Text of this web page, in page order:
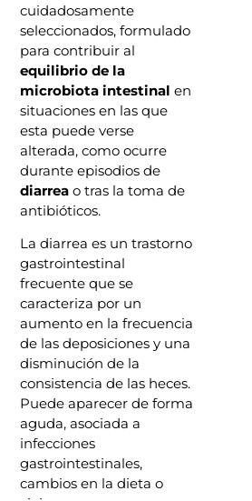
cuidadosamente
seleccionados, formulado
para contribuir al
equilibrio de la
microbiota intestinal en
situaciones en las que
esta puede verse
alterada, como ocurre
durante episodios de
diarrea o tras la toma de
antibióticos.
La diarrea es un trastorno
gastrointestinal
frecuente que se
caracteriza por un
aumento en la frecuencia
de las deposiciones y una
disminución de la
consistencia de las heces.
Puede aparecer de forma
aguda, asociada a
infecciones
gastrointestinales,
cambios en la dieta o